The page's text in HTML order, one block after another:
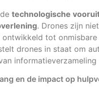
technologische
. Drones zijn
ontwikkeld tot
drones in staat om
en de impact op